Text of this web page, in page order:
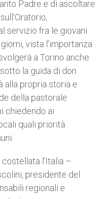
Padre e di ascoltare
servizio fra le giovani
vista l’importanza
a Torino anche
la guida di don
alla propria storia e
della pastorale
chiedendo ai
quali priorità
l’Italia –
presidente del
regionali e